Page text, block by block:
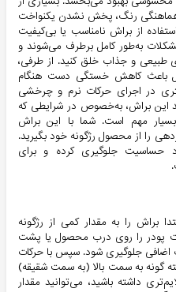
رنگ، پخش نشدن یکنواخت
از براش نامناسب یا بی‌کیفیت
به‌طور کامل برطرف می‌شوند و
طبیعی و جذاب خلق کنید. از طرفی،
باعث کاهش خستگی دست هنگام
در اجرای حرکات نرم و چرخشی
این براش، به‌خصوص در شرایطی که
مهم است. شما با این براش
را از محصول رژگونه خود بگیرید.
حساسیت جلوگیری کرده و برای
براش را به مقدار کمی از رژگونه
پودر را روی درب محصول یا پشت
جلوگیری شود. سپس با حرکات
گونه به سمت بالا (به سمت شقیقه)
داشته باشید، می‌توانید مقدار